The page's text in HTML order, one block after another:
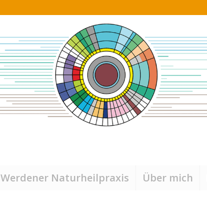
Werdener Naturheilpraxis Über mich